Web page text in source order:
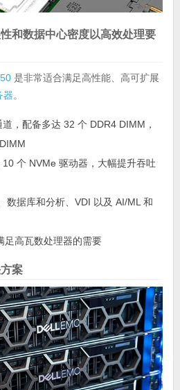
和数据中心密度以高效处理要
是非常适合满足高性能、高可扩展
器。
，配备多达 32 个 DDR4 DIMM，
个 NVMe 驱动器，大幅提升吞吐
数据库和分析、VDI 以及 AI/ML 和
足高瓦数处理器的需要
案